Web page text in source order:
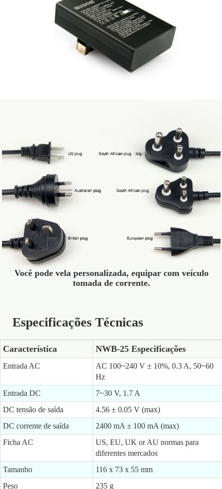
Você pode vela personalizada, equipar com veículo
tomada de corrente.
Especificações Técnicas
Característica NWB-25 Especificações
Entrada AC
AC 100~240 V ± 10%, 0.3 A, 50~60
Hz
Entrada DC
7~30 V, 1.7 A
DC tensão de saída
4.56 ± 0.05 V (max)
DC corrente de saída
2400 mA ± 100 mA (max)
Ficha AC
US, EU, UK or AU normas para
diferentes mercados
Tamanho
116 x 73 x 55 mm
Peso
235 g